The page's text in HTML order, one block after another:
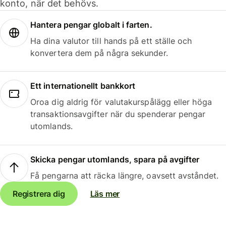
konto, när det behövs.
Hantera pengar globalt i farten.
Ha dina valutor till hands på ett ställe och
konvertera dem på några sekunder.
Ett internationellt bankkort
Oroa dig aldrig för valutakurspålägg eller höga
transaktionsavgifter när du spenderar pengar
utomlands.
Skicka pengar utomlands, spara på avgifter
Få pengarna att räcka längre, oavsett avståndet.
Registrera dig
Läs mer